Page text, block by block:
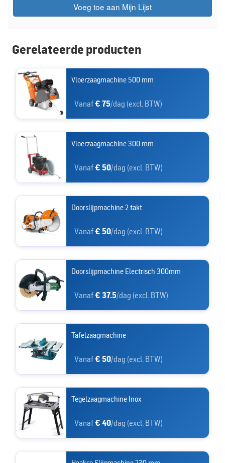
Voeg toe aan Mijn Lijst
Gerelateerde producten
Vloerzaagmachine 500 mm
Vanaf€ 75/dag (excl. BTW)
Vloerzaagmachine 300 mm
Vanaf€ 50/dag (excl. BTW)
Doorslijpmachine 2 takt
Vanaf€ 50/dag (excl. BTW)
Doorslijpmachine Electrisch 300mm
Vanaf€ 37.5/dag (excl. BTW)
Tafelzaagmachine
Vanaf€ 50/dag (excl. BTW)
Tegelzaagmachine Inox
Vanaf€ 40/dag (excl. BTW)